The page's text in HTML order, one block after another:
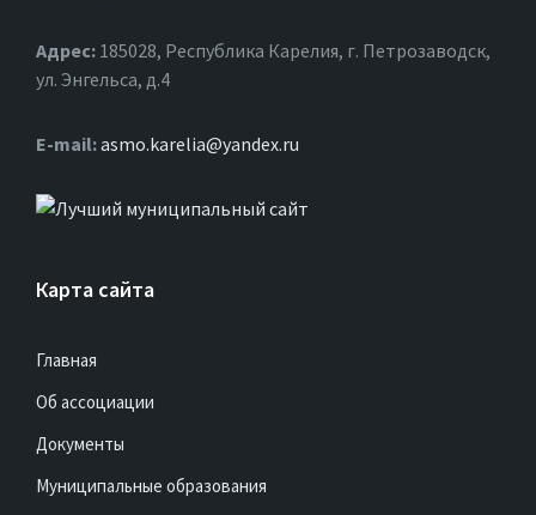
Адрес: 185028, Республика Карелия, г. Петрозаводск,
ул. Энгельса, д.4
Е-mail:asmo.karelia@yandex.ru
Карта сайта
Главная
Об ассоциации
Документы
Муниципальные образования